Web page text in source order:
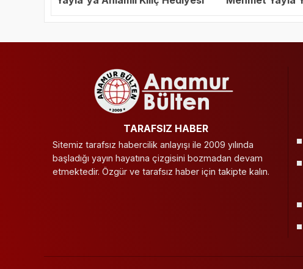
TARAFSIZ HABER
Sitemiz tarafsız habercilik anlayışı ile 2009 yılında
başladığı yayın hayatına çizgisini bozmadan devam
etmektedir. Özgür ve tarafsız haber için takipte kalın.